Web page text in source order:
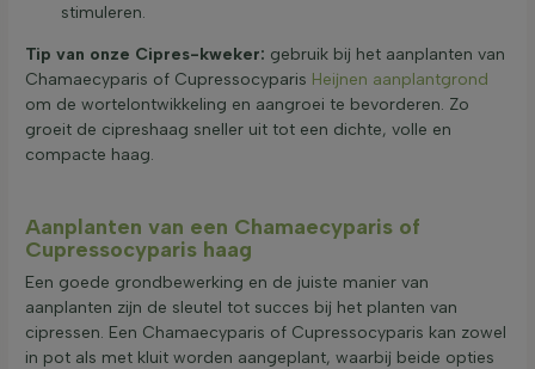
stimuleren.
Tip van onze Cipres-kweker: gebruik bij het aanplanten van
Chamaecyparis of Cupressocyparis Heijnen aanplantgrond
om de wortelontwikkeling en aangroei te bevorderen. Zo
groeit de cipreshaag sneller uit tot een dichte, volle en
compacte haag.
Aanplanten van een Chamaecyparis of
Cupressocyparis haag
Een goede grondbewerking en de juiste manier van
aanplanten zijn de sleutel tot succes bij het planten van
cipressen. Een Chamaecyparis of Cupressocyparis kan zowel
in pot als met kluit worden aangeplant, waarbij beide opties